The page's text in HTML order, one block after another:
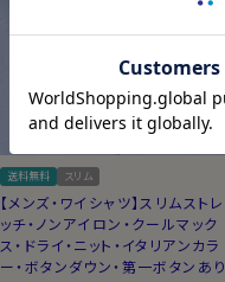
送料無料 スリム
【メンズ・ワイシャツ】スリムストレ
ッチ・ノンアイロン・クールマック
ス・ドライ・ニット・イタリアンカラ
ー・ボタンダウン・第一ボタンあり